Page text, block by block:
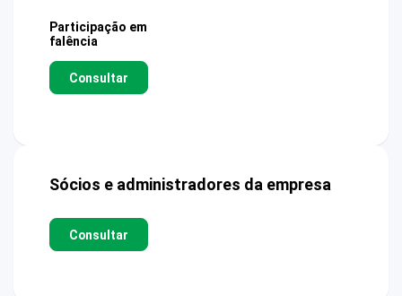
Participação em
falência
Consultar
Sócios e administradores da empresa
Consultar